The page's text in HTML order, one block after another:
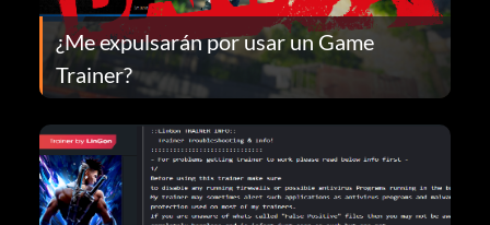
¿Me expulsarán por usar un Game
Trainer?